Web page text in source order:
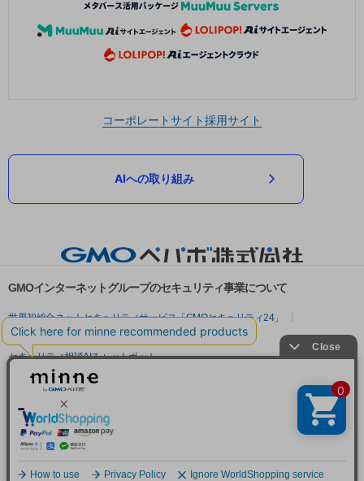
コーポレートサイト採用サイト
AIへの取り組み
GMOインターネットグループのセキュリティ事業について
世界初総合ネットセキュリティサービス「GMOセキュリティ24」
パスワード漏洩診断
Webサイトリスク診断
セキュリティ相談AIチャットボット
実在証明・盗聴対策
サイバー攻撃対策（GMO Flatt Security）
セキュリティ事業の軌跡